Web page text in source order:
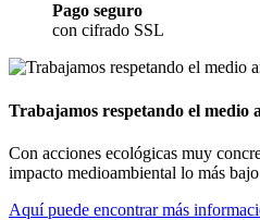
Pago seguro
con cifrado SSL
Trabajamos respetando el medio
Con acciones ecológicas muy
impacto medioambiental lo más
Aquí puede encontrar más